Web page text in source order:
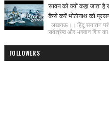
सावन को क्यों कहा जाता
कैसे करें भोलेनाथ को
लखनऊ।। हिंदू सनातन
सर्वश्रेष्ठ और भगवान शिव
FOLLOWERS